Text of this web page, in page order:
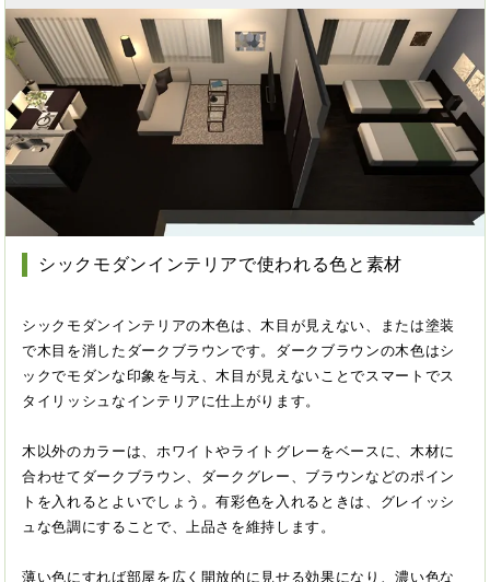
シックモダンインテリアで使われる色と素材
シックモダンインテリアの木色は、木目が見えない、または塗装
で木目を消したダークブラウンです。ダークブラウンの木色はシ
ックでモダンな印象を与え、木目が見えないことでスマートでス
タイリッシュなインテリアに仕上がります。
木以外のカラーは、ホワイトやライトグレーをベースに、木材に
合わせてダークブラウン、ダークグレー、ブラウンなどのポイン
トを入れるとよいでしょう。有彩色を入れるときは、グレイッシ
ュな色調にすることで、上品さを維持します。
薄い色にすれば部屋を広く開放的に見せる効果になり、濃い色な